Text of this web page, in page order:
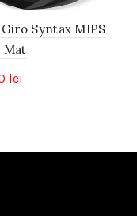
Giro Syntax MIPS
Mat
lei